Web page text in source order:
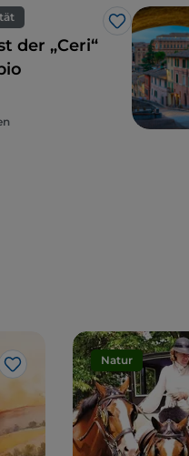
Like
der „Ceri“
Like
Natur